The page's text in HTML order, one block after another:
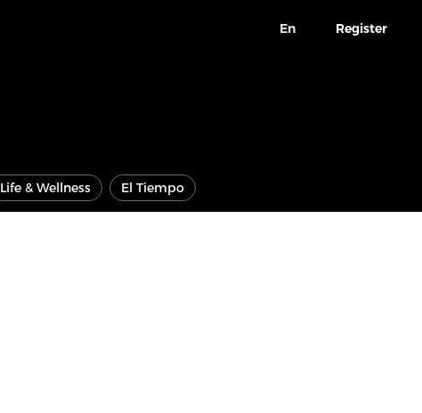
En Register
Life & Wellness El Tiempo